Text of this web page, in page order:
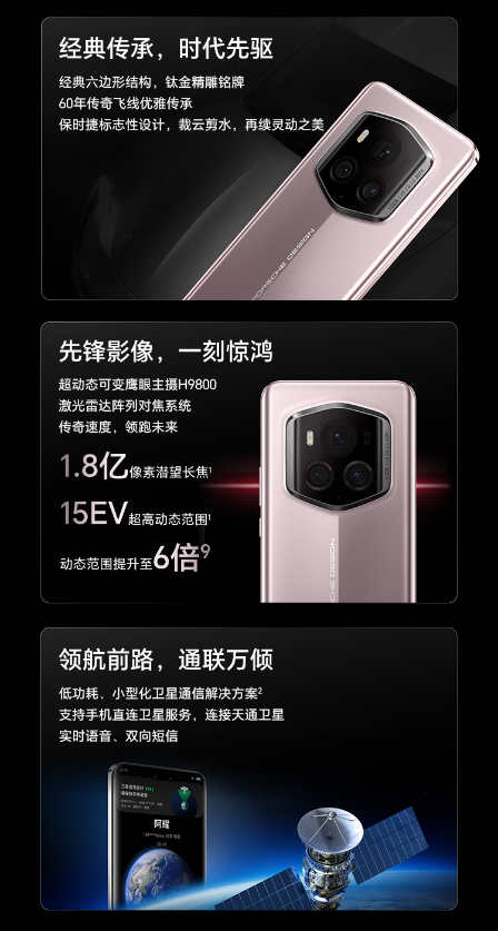
触摸屏
多点触控，最多支持10点触控
屏占比
93.20%(备注:数据来源于荣耀实验室，仅供参
考。)
屏幕刷新率
支持120Hz自适应动态刷新率(备注:屏幕支持1/10/
30/60/90/120Hz，不同应用界面及游戏画面下，
屏幕刷新率可能略有不同，请以实际体验为准。)
HDR显示（图片和视频）、LTPO 1~120Hz自适
应刷新率、视频画质增强
4320Hz PWM调光、护眼模式、类自然光护眼、
助眠显示、自然色彩显示
运行内存
（RAM）
24GB(备注:可使用的内存容量小于此值，因为手
机软件占用部分空间。)
机身内存
（ROM）
1TB(备注:可使用的内存容量小于此值，因为手机
软件占用部分空间。)
拍摄功能
后置摄像头
后置摄像头：5000万像素广角摄像头(f/1.4-f/2.0
光圈，支持LOFIC技术，支持OIS光学防抖) + 1.8
亿像素潜望式长焦摄像头(f/2.6光圈，支持OIS光
学防抖) + 5000万像素超广角摄像头(f/2.0光圈)
+激光雷达阵列对焦系统，支持自动对焦(备注:不
同拍照模式的照片像素可能有差异，最高像素需进
入“高像素”拍照模式体验，请以实际为准。)
圈） + 3D深感摄像头(备注:不同拍照模式的照片
像素可能有差异，请以实际为准)
后置摄像头照片
分辨率
最大可支持16384 x 12288像素(备注:不同拍照模
式的照片像素可能有差异，请以实际为准。)
后置摄像头摄像最大可支持 3840 × 2160像素(备注:不同拍摄模式
的视频像素可能有差异，请以实际为准。)
前置摄像头照片最大可支持8128 x 6096像素(备注:不同拍照模式
的照片像素可能有差异，请以实际为准。)
最大可支持3840×2160像素(备注:不同拍摄模式的
视频像素可能有差异，请以实际为准。)
后置摄像头视频4K 视频拍摄：30/60 FPS